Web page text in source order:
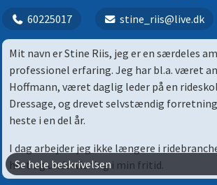
60225017 stine_riis@live.dk
Mit navn er Stine Riis, jeg er en særdeles
professionel erfaring. Jeg har bl.a. været
Hoffmann, været daglig leder på en
Dressage, og drevet selvstændig
heste i en del år.
I dag arbejder jeg ikke længere i
hest og undervisning i min fritid.
Se hele beskrivelsen